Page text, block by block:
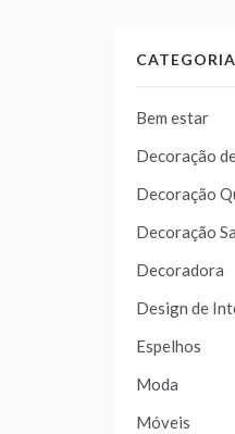
Bem estar
Decoração
Decoração
Decoração
Decoradora
Design de
Espelhos
Moda
Móveis